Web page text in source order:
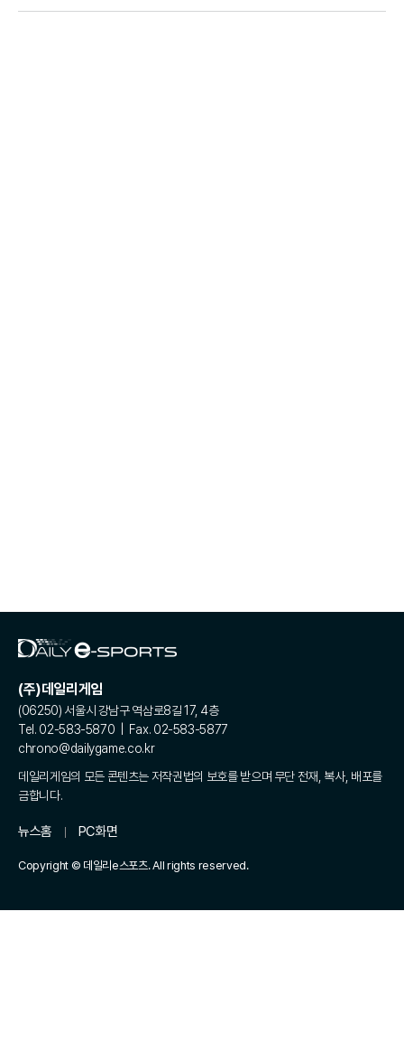
(주)데일리게임
(06250) 서울시 강남구 역삼로8길 17, 4층
Tel. 02-583-5870 | Fax. 02-583-5877
chrono@dailygame.co.kr
데일리게임의 모든 콘텐츠는 저작권법의 보호를 받으며 무단 전재, 복사, 배포를
금합니다.
뉴스홈 PC화면
Copyright © 데일리e스포츠. All rights reserved.